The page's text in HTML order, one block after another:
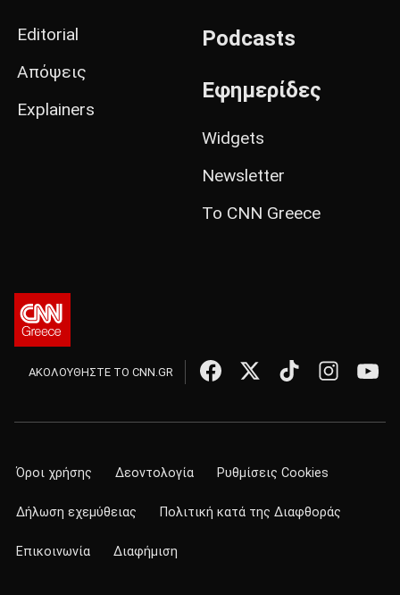
Editorial
Απόψεις
Explainers
Podcasts
Εφημερίδες
Widgets
Newsletter
Το CNN Greece
ΑΚΟΛΟΥΘΗΣΤΕ ΤΟ CNN.GR
Όροι χρήσης Δεοντολογία Ρυθμίσεις Cookies
Δήλωση εχεμύθειας Πολιτική κατά της Διαφθοράς
Επικοινωνία Διαφήμιση